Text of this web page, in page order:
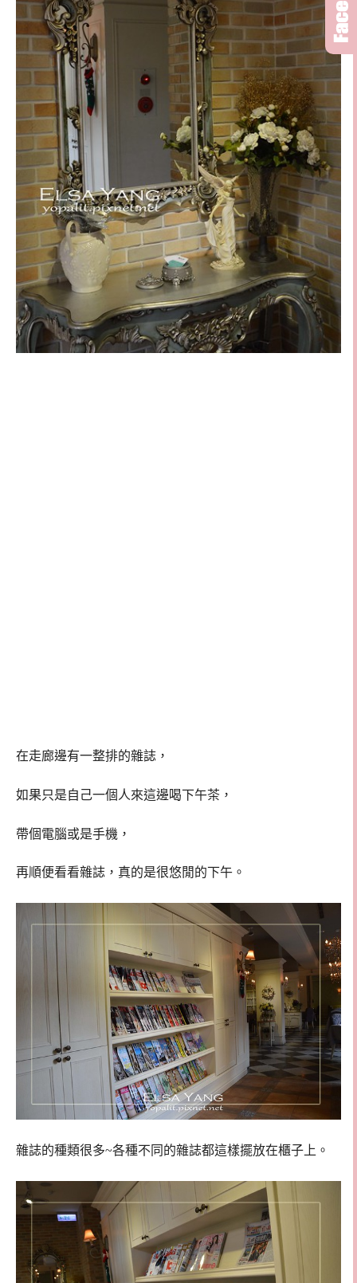
在走廊邊有一整排的雜誌，
如果只是自己一個人來這邊喝下午茶，
帶個電腦或是手機，
再順便看看雜誌，真的是很悠閒的下午。
雜誌的種類很多~各種不同的雜誌都這樣擺放在櫃子上。